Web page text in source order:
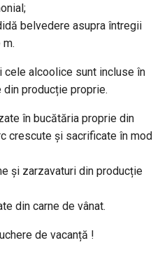
belvedere asupra întregii
cele alcoolice sunt incluse în
producție proprie.
în bucătăria proprie din
crescute și sacrificate în mod
și zarzavaturi din producție
din carne de vânat.
de vacanță !